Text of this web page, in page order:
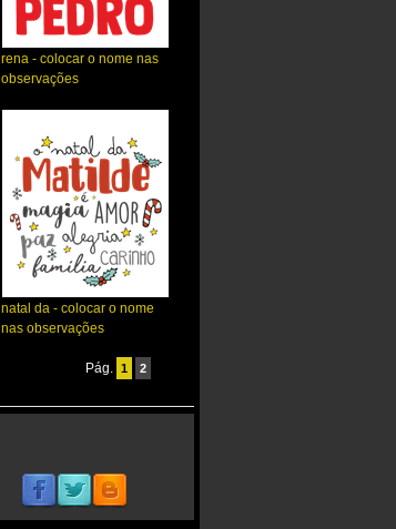
rena - colocar o nome nas
observações
natal da - colocar o nome
nas observações
Pág. 1 2